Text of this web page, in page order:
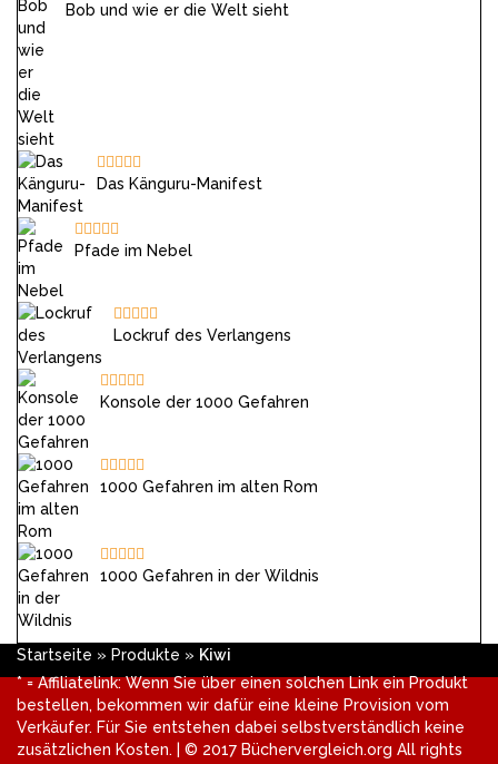
Bob und wie er die Welt sieht
Das Känguru-Manifest
Pfade im Nebel
Lockruf des Verlangens
Konsole der 1000 Gefahren
1000 Gefahren im alten Rom
1000 Gefahren in der Wildnis
Startseite » Produkte » Kiwi
* = Affiliatelink: Wenn Sie über einen solchen Link ein Produkt
bestellen, bekommen wir dafür eine kleine Provision vom
Verkäufer. Für Sie entstehen dabei selbstverständlich keine
zusätzlichen Kosten. | © 2017 Büchervergleich.org All rights